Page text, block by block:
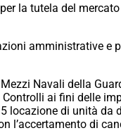
la tutela del
amministrative e
Navali della
ai fini delle
locazione di unità
l’accertamento di